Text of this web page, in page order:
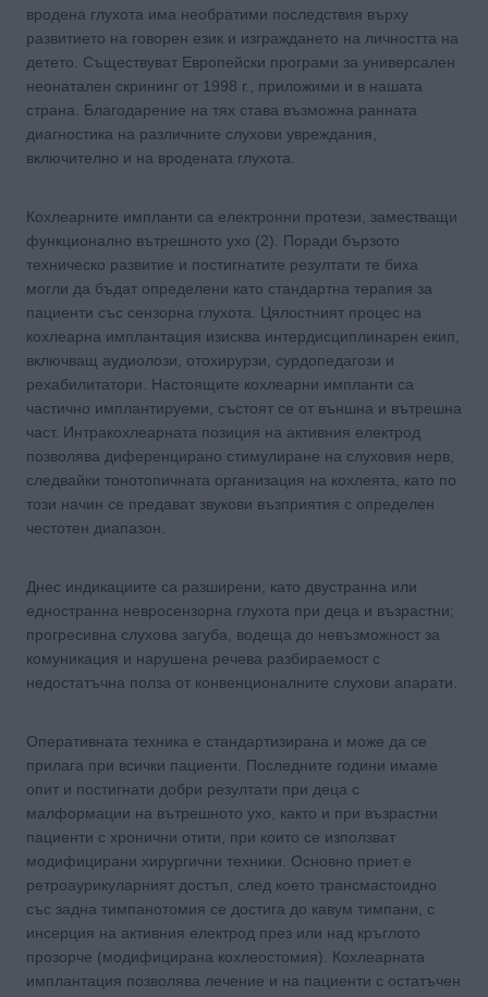
вродена глухота има необратими последствия върху
развитието на говорен език и изграждането на личността на
детето. Съществуват Европейски програми за универсален
неонатален скрининг от 1998 г., приложими и в нашата
страна. Благодарение на тях става възможна ранната
диагностика на различните слухови увреждания,
включително и на вродената глухота.
Кохлеарните импланти са електронни протези, заместващи
функционално вътрешното ухо (2). Поради бързото
техническо развитие и постигнатите резултати те биха
могли да бъдат определени като стандартна терапия за
пациенти със сензорна глухота. Цялостният процес на
кохлеарна имплантация изисква интердисциплинарен екип,
включващ аудиолози, отохирурзи, сурдопедагози и
рехабилитатори. Настоящите кохлеарни импланти са
частично имплантируеми, състоят се от външна и вътрешна
част. Интракохлеарната позиция на активния електрод
позволява диференцирано стимулиране на слуховия нерв,
следвайки тонотопичната организация на кохлеята, като по
този начин се предават звукови възприятия с определен
честотен диапазон.
Днес индикациите са разширени, като двустранна или
едностранна невросензорна глухота при деца и възрастни;
прогресивна слухова загуба, водеща до невъзможност за
комуникация и нарушена речева разбираемост с
недостатъчна полза от конвенционалните слухови апарати.
Оперативната техника е стандартизирана и може да се
прилага при всички пациенти. Последните години имаме
опит и постигнати добри резултати при деца с
малформации на вътрешното ухо, както и при възрастни
пациенти с хронични отити, при които се използват
модифицирани хирургични техники. Основно приет е
ретроаурикуларният достъп, след което трансмастоидно
със задна тимпанотомия се достига до кавум тимпани, с
инсерция на активния електрод през или над кръглото
прозорче (модифицирана кохлеостомия). Кохлеарната
имплантация позволява лечение и на пациенти с остатъчен